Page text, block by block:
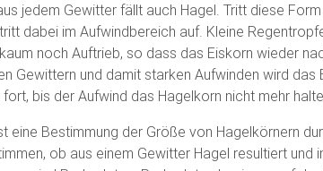
jedem Gewitter fällt auch Hagel. Tritt diese
dabei im Aufwindbereich auf. Kleine
noch Auftrieb, so dass das Eiskorn wieder
Gewittern und damit starken Aufwinden wird
bis der Aufwind das Hagelkorn nicht mehr
eine Bestimmung der Größe von Hagelkörnern
ob aus einem Gewitter Hagel resultiert